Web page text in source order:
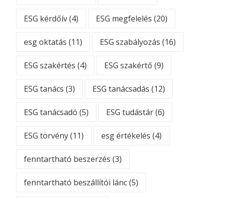
ESG kérdőív(4) ESG megfelelés (20)
esg oktatás (11) ESG szabályozás (16)
ESG szakértés (4) ESG szakértő (9)
ESG tanács (3) ESG tanácsadás (12)
ESG tanácsadó (5) ESG tudástár(6)
ESG törvény(11) esg értékelés (4)
fenntartható beszerzés (3)
fenntartható beszállítói lánc(5)